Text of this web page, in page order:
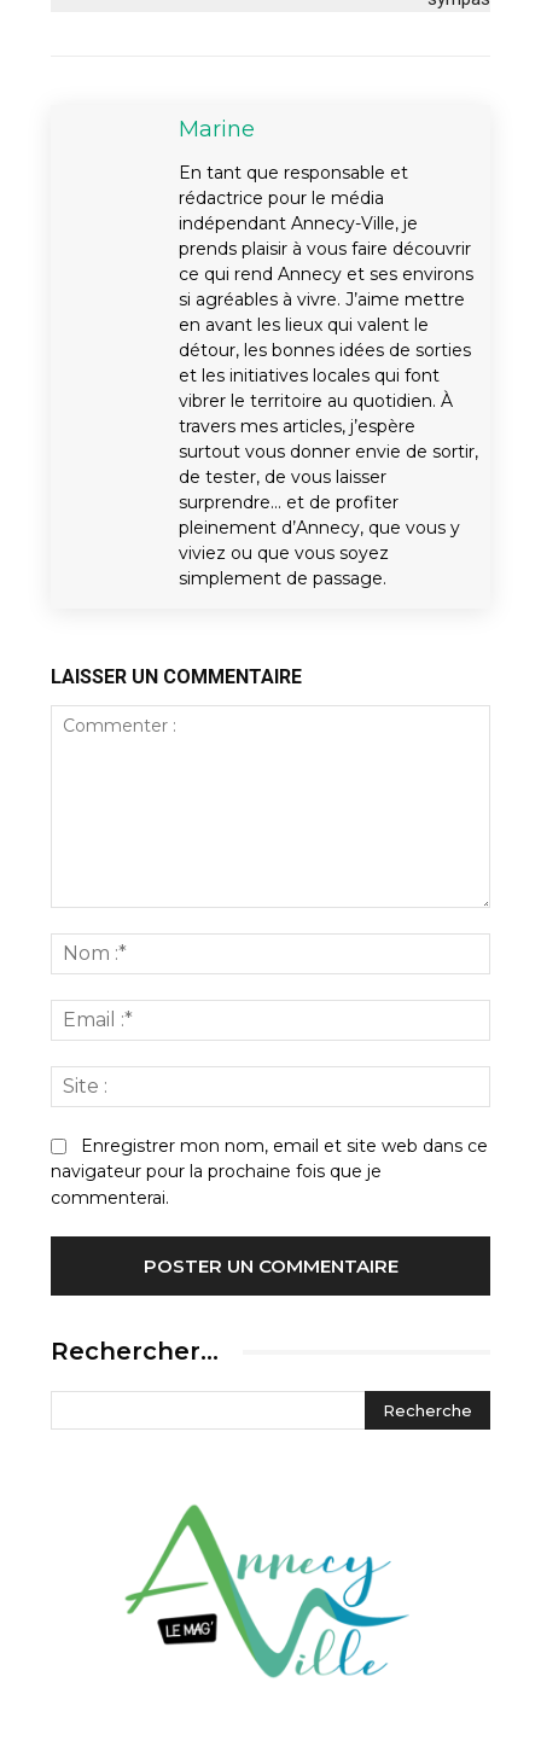
Marine
En tant que responsable et
rédactrice pour le média
indépendant Annecy-Ville, je
prends plaisir à vous faire découvrir
ce qui rend Annecy et ses environs
si agréables à vivre. J’aime mettre
en avant les lieux qui valent le
détour, les bonnes idées de sorties
et les initiatives locales qui font
vibrer le territoire au quotidien. À
travers mes articles, j’espère
surtout vous donner envie de sortir,
de tester, de vous laisser
surprendre… et de profiter
pleinement d’Annecy, que vous y
viviez ou que vous soyez
simplement de passage.
LAISSER UN COMMENTAIRE
:*
:*
:
Enregistrer mon nom, email et site web dans ce
navigateur pour la prochaine fois que je
commenterai.
Rechercher…